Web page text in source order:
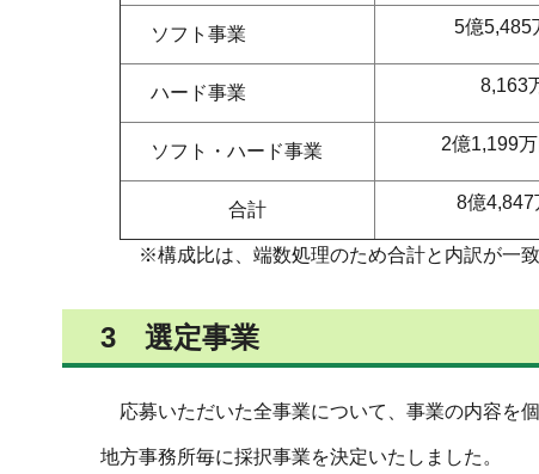
ソフト事業 5億5,485
ハード事業 8,163
ソフト・ハード事業 2億
合計 8億4,847
※構成比は、端数処理のため合計と内訳が一致し
3 選定事業
応募いただいた全事業について、事業の内容を個
地方事務所毎に採択事業を決定いたしました。